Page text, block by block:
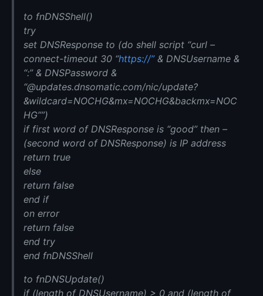
to fnDNSShell()
try
set DNSResponse to (do shell script “curl –
connect-timeout 30 “https://” & DNSUsername &
“:” & DNSPassword &
“@updates.dnsomatic.com/nic/update?
&wildcard=NOCHG&mx=NOCHG&backmx=NOC
HG””)
if first word of DNSResponse is “good” then –
(second word of DNSResponse) is IP address
return true
else
return false
end if
on error
return false
end try
end fnDNSShell
to fnDNSUpdate()
if (length of DNSUsername) > 0 and (length of